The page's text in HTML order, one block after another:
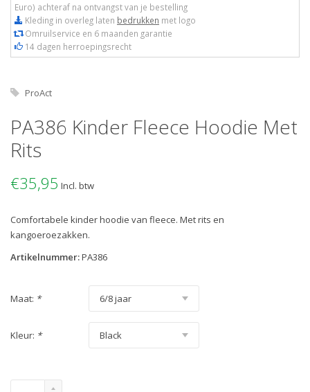
Euro) achteraf na ontvangst van je bestelling
Kleding in overleg laten bedrukken met logo
Omruilservice en 6 maanden garantie
14 dagen herroepingsrecht
ProAct
PA386 Kinder Fleece Hoodie Met
Rits
€35,95 Incl. btw
Comfortabele kinder hoodie van fleece. Met rits en
kangoeroezakken.
Artikelnummer:PA386
Maat: *
Kleur: *